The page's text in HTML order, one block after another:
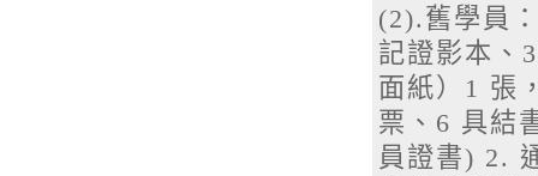
(2).舊學員
記證影本、
面紙）1 張
票、6 具結
員證書) 2.